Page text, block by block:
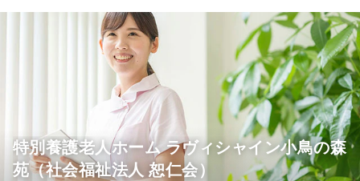
特別養護老人ホーム ラヴィシャイン小鳥の森
苑（社会福祉法人 恕仁会）